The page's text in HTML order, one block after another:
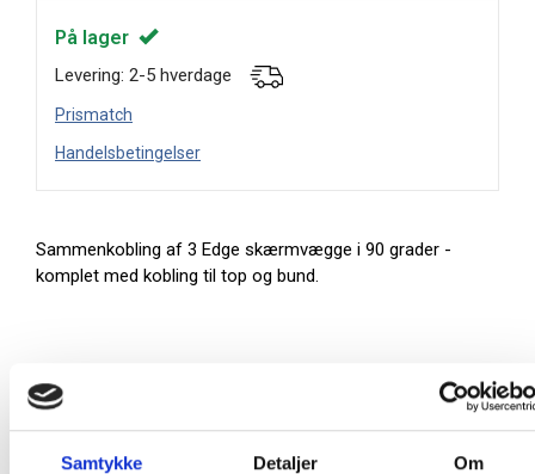
Samtykke Detaljer Om
På lager
Levering: 2-5 hverdage
Prismatch
Handelsbetingelser
Sammenkobling af 3 Edge skærmvægge i 90 grader -
komplet med kobling til top og bund.